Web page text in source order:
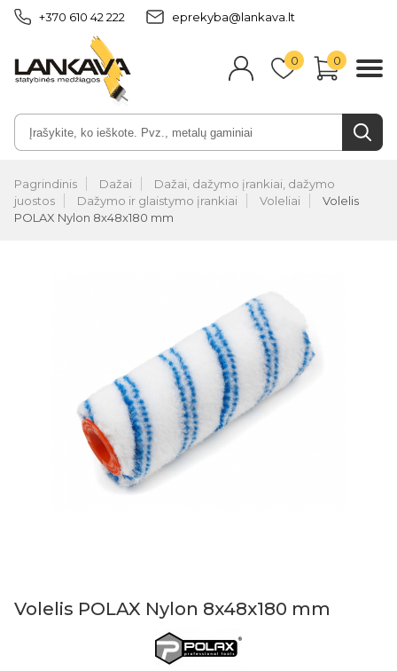
+370 610 42 222 eprekyba@lankava.lt
0 0
Pagrindinis Dažai
Dažai, dažymo įrankiai, dažymo
juostos
Dažymo ir glaistymo įrankiai Voleliai
Volelis
POLAX Nylon 8x48x180 mm
Volelis POLAX Nylon 8x48x180 mm